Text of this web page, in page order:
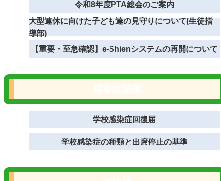
令和8年度PTA総会のご案内
大型連休に向けた子ども達の見守りについて(生徒指
導部)
【重要・至急確認】e-Shienシステムの再開について
学校感染症回復届
学校感染症の種類と出席停止の基準